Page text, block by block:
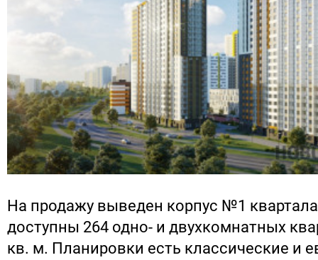
На продажу выведен корпус №1
доступны 264 одно- и двухкомнатных
кв. м. Планировки есть классические и